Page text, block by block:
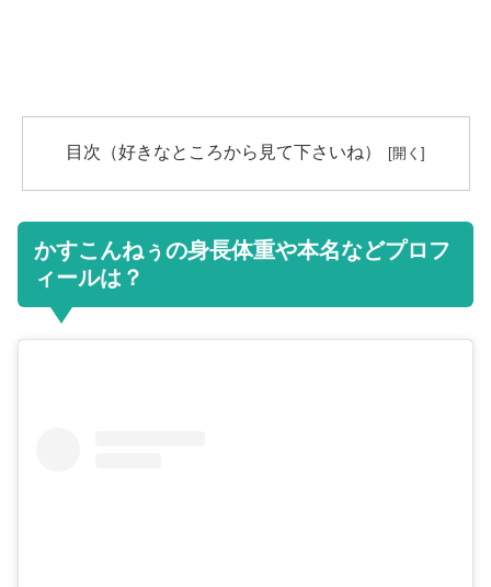
目次（好きなところから見て下さいね）
かすこんねぅの身長体重や本名などプロフ
ィールは？